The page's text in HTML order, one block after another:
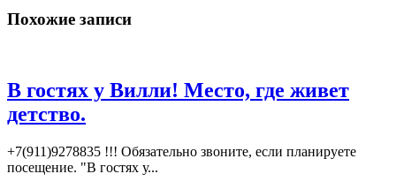
Похожие записи
В гостях у Вилли! Место, где живет
детство.
+7(911)9278835 !!! Обязательно звоните, если планируете
посещение. "В гостях у...